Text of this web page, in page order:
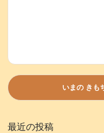
最近の投稿